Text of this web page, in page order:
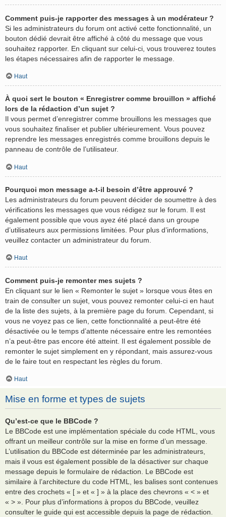
Comment puis-je rapporter des messages à un modérateur ?
Si les administrateurs du forum ont activé cette fonctionnalité, un
bouton dédié devrait être affiché à côté du message que vous
souhaitez rapporter. En cliquant sur celui-ci, vous trouverez toutes
les étapes nécessaires afin de rapporter le message.
Haut
À quoi sert le bouton « Enregistrer comme brouillon » affiché
lors de la rédaction d’un sujet ?
Il vous permet d’enregistrer comme brouillons les messages que
vous souhaitez finaliser et publier ultérieurement. Vous pouvez
reprendre les messages enregistrés comme brouillons depuis le
panneau de contrôle de l’utilisateur.
Haut
Pourquoi mon message a-t-il besoin d’être approuvé ?
Les administrateurs du forum peuvent décider de soumettre à des
vérifications les messages que vous rédigez sur le forum. Il est
également possible que vous ayez été placé dans un groupe
d’utilisateurs aux permissions limitées. Pour plus d’informations,
veuillez contacter un administrateur du forum.
Haut
Comment puis-je remonter mes sujets ?
En cliquant sur le lien « Remonter le sujet » lorsque vous êtes en
train de consulter un sujet, vous pouvez remonter celui-ci en haut
de la liste des sujets, à la première page du forum. Cependant, si
vous ne voyez pas ce lien, cette fonctionnalité a peut-être été
désactivée ou le temps d’attente nécessaire entre les remontées
n’a peut-être pas encore été atteint. Il est également possible de
remonter le sujet simplement en y répondant, mais assurez-vous
de le faire tout en respectant les règles du forum.
Haut
Mise en forme et types de sujets
Qu’est-ce que le BBCode ?
Le BBCode est une implémentation spéciale du code HTML, vous
offrant un meilleur contrôle sur la mise en forme d’un message.
L’utilisation du BBCode est déterminée par les administrateurs,
mais il vous est également possible de la désactiver sur chaque
message depuis le formulaire de rédaction. Le BBCode est
similaire à l’architecture du code HTML, les balises sont contenues
entre des crochets « [ » et « ] » à la place des chevrons « < » et
« > ». Pour plus d’informations à propos du BBCode, veuillez
consulter le guide qui est accessible depuis la page de rédaction.